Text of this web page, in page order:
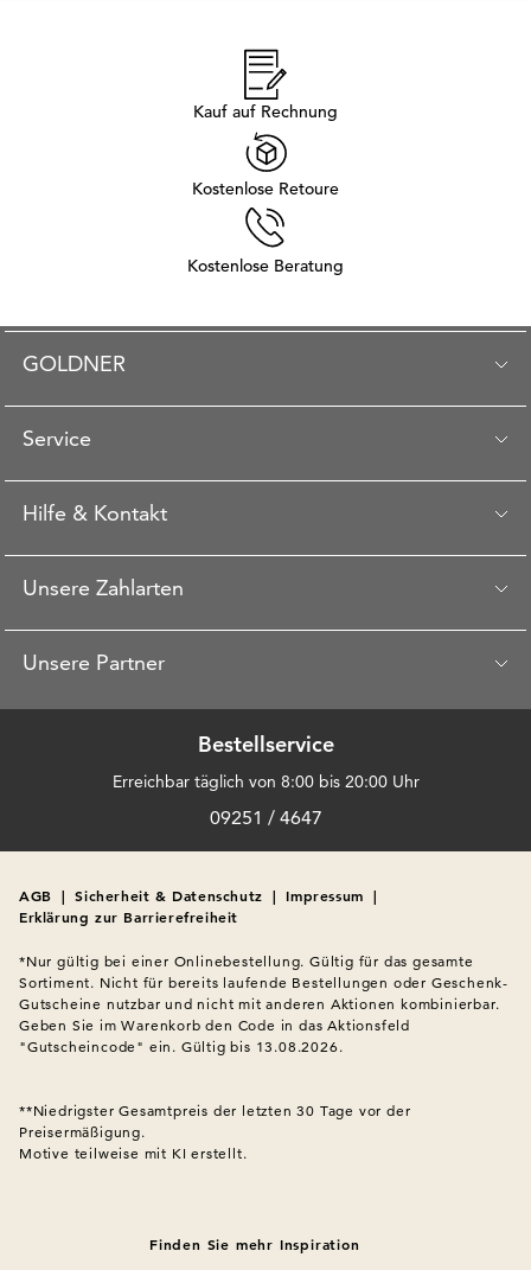
Kauf auf Rechnung
Kostenlose Retoure
Kostenlose Beratung
GOLDNER
Service
Hilfe & Kontakt
Unsere Zahlarten
Unsere Partner
Bestellservice
Erreichbar täglich von 8:00 bis 20:00 Uhr
09251 / 4647
AGB | Sicherheit & Datenschutz | Impressum |
Erklärung zur Barrierefreiheit
*Nur gültig bei einer Onlinebestellung. Gültig für das gesamte
Sortiment. Nicht für bereits laufende Bestellungen oder Geschenk-
Gutscheine nutzbar und nicht mit anderen Aktionen kombinierbar.
Geben Sie im Warenkorb den Code in das Aktionsfeld
"Gutscheincode" ein. Gültig bis 13.08.2026.
**Niedrigster Gesamtpreis der letzten 30 Tage vor der
Preisermäßigung.
Motive teilweise mit KI erstellt.
Finden Sie mehr Inspiration